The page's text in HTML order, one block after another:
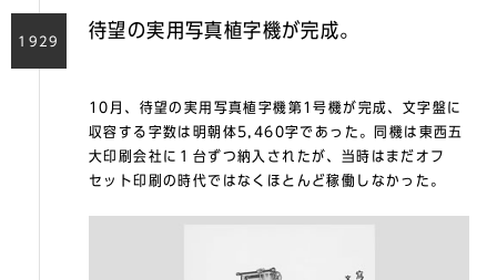
1929
待望の実用写真植字機が完成。
10月、待望の実用写真植字機第1号機が完成、文字盤に
収容する字数は明朝体5,460字であった。同機は東西五
大印刷会社に１台ずつ納入されたが、当時はまだオフ
セット印刷の時代ではなくほとんど稼働しなかった。